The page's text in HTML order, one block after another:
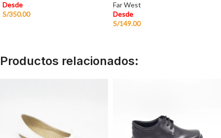
Desde
S/350.00
Far West
Desde
S/149.00
Productos relacionados: